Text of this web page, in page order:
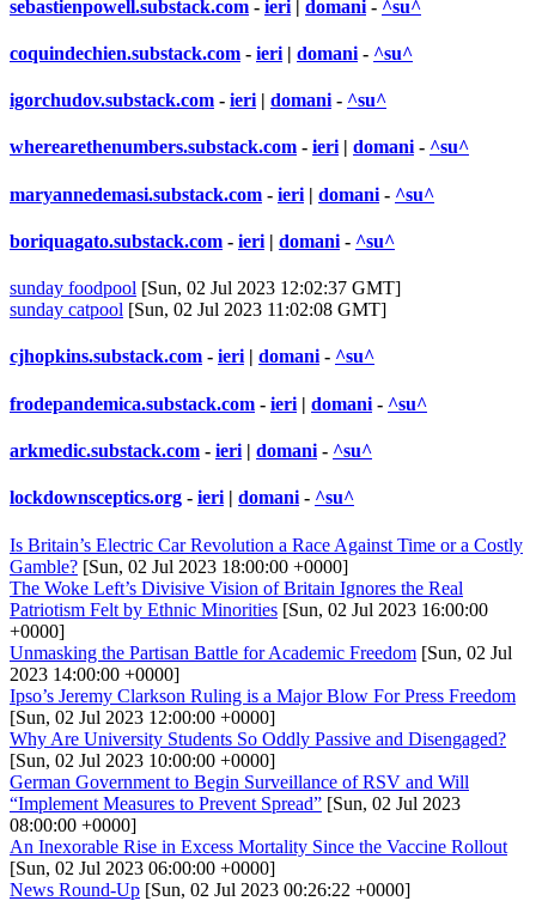
sebastienpowell.substack.com - ieri | domani - ^su^
coquindechien.substack.com - ieri | domani - ^su^
igorchudov.substack.com - ieri | domani - ^su^
wherearethenumbers.substack.com - ieri| domani- ^su^
maryannedemasi.substack.com - ieri | domani - ^su^
boriquagato.substack.com - ieri | domani - ^su^
sunday foodpool [Sun, 02 Jul 2023 12:02:37 GMT]
sunday catpool [Sun, 02 Jul 2023 11:02:08 GMT]
cjhopkins.substack.com - ieri| domani- ^su^
frodepandemica.substack.com - ieri | domani - ^su^
arkmedic.substack.com - ieri | domani - ^su^
lockdownsceptics.org - ieri | domani - ^su^
Is Britain’s Electric Car Revolution a Race Against Time or a Costly
Gamble? [Sun, 02 Jul 2023 18:00:00 +0000]
The Woke Left’s Divisive Vision of Britain Ignores the Real
Patriotism Felt by Ethnic Minorities [Sun, 02 Jul 2023 16:00:00
+0000]
Unmasking the Partisan Battle for Academic Freedom [Sun, 02 Jul
2023 14:00:00 +0000]
Ipso’s Jeremy Clarkson Ruling is a Major Blow For Press Freedom
[Sun, 02 Jul 2023 12:00:00 +0000]
Why Are University Students So Oddly Passive and Disengaged?
[Sun, 02 Jul 2023 10:00:00 +0000]
German Government to Begin Surveillance of RSV and Will
“Implement Measures to Prevent Spread” [Sun, 02 Jul 2023
08:00:00 +0000]
An Inexorable Rise in Excess Mortality Since the Vaccine Rollout
[Sun, 02 Jul 2023 06:00:00 +0000]
News Round-Up [Sun, 02 Jul 2023 00:26:22 +0000]